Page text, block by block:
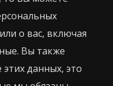
о вас, включая
Вы также
данных, это